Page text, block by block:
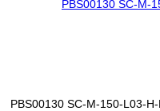
PBS00130 SC-M-150-L03-